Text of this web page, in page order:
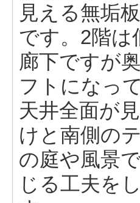
見える無垢
です。2階は
廊下ですが
フトになっ
天井全面が
けと南側の
の庭や風景
じる工夫を